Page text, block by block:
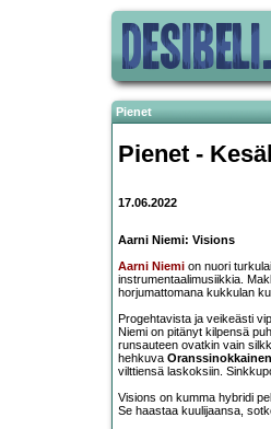
Pienet
Pienet -
17.06.2022
Aarni Niemi: Visions
Aarni Niemi on nuori
instrumentaalimusiikkia.
horjumattomana kukkulan
Progehtavista ja veikeästi
Niemi on pitänyt kilpensä
runsauteen ovatkin vain
hehkuva Oranssinokkainen
vilttiensä laskoksiin.
Visions on kumma hybridi
Se haastaa kuulijaansa,